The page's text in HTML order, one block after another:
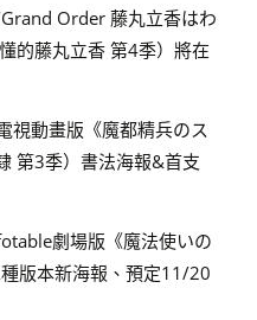
Order 藤丸立香はわ
的藤丸立香 第4季）將在
視動畫版《魔都精兵のス
第3季）書法海報&首支
劇場版《魔法使いの
版本新海報、預定11/20